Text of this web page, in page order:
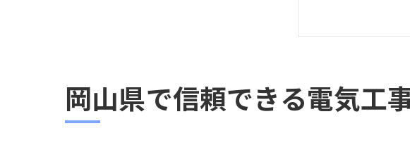
電気工
資格保
施工実績か
電気工
岡山県で信頼できる電気工